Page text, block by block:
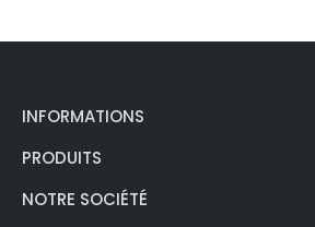
INFORMATIONS
PRODUITS
NOTRE SOCIÉTÉ